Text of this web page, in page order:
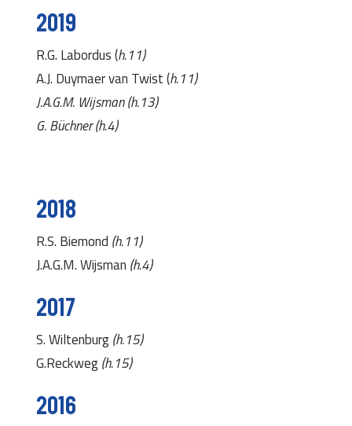
2019
R.G. Labordus (h.11)
A.J. Duymaer van Twist (h.11)
J.A.G.M. Wijsman (h.13)
G. Büchner (h.4)
2018
R.S. Biemond (h.11)
J.A.G.M. Wijsman (h.4)
2017
S. Wiltenburg(h.15)
G.Reckweg(h.15)
2016